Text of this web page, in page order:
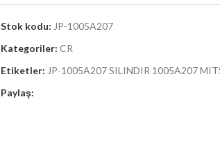
Stok kodu: JP-1005A207
Kategoriler: CR
Etiketler: JP-1005A207 SILINDIR 1005A207
Paylaş: